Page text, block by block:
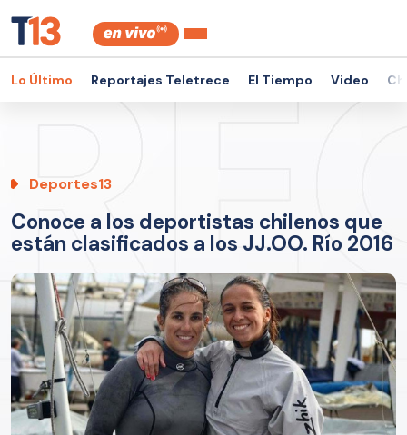
Lo Último Reportajes Teletrece El Tiempo Video
Deportes13
Conoce a los deportistas chilenos que
están clasificados a los JJ.OO. Río 2016